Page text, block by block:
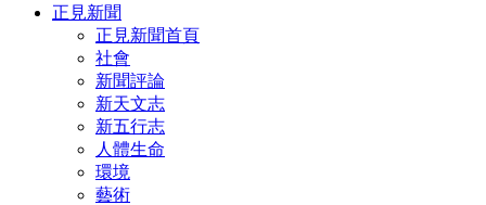
正見新聞
正見新聞首頁
社會
新聞評論
新天文志
新五行志
人體生命
環境
藝術